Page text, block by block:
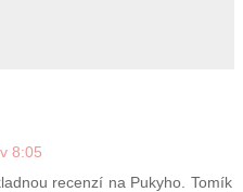
8:05
recenzí na Pukyho. Tomík